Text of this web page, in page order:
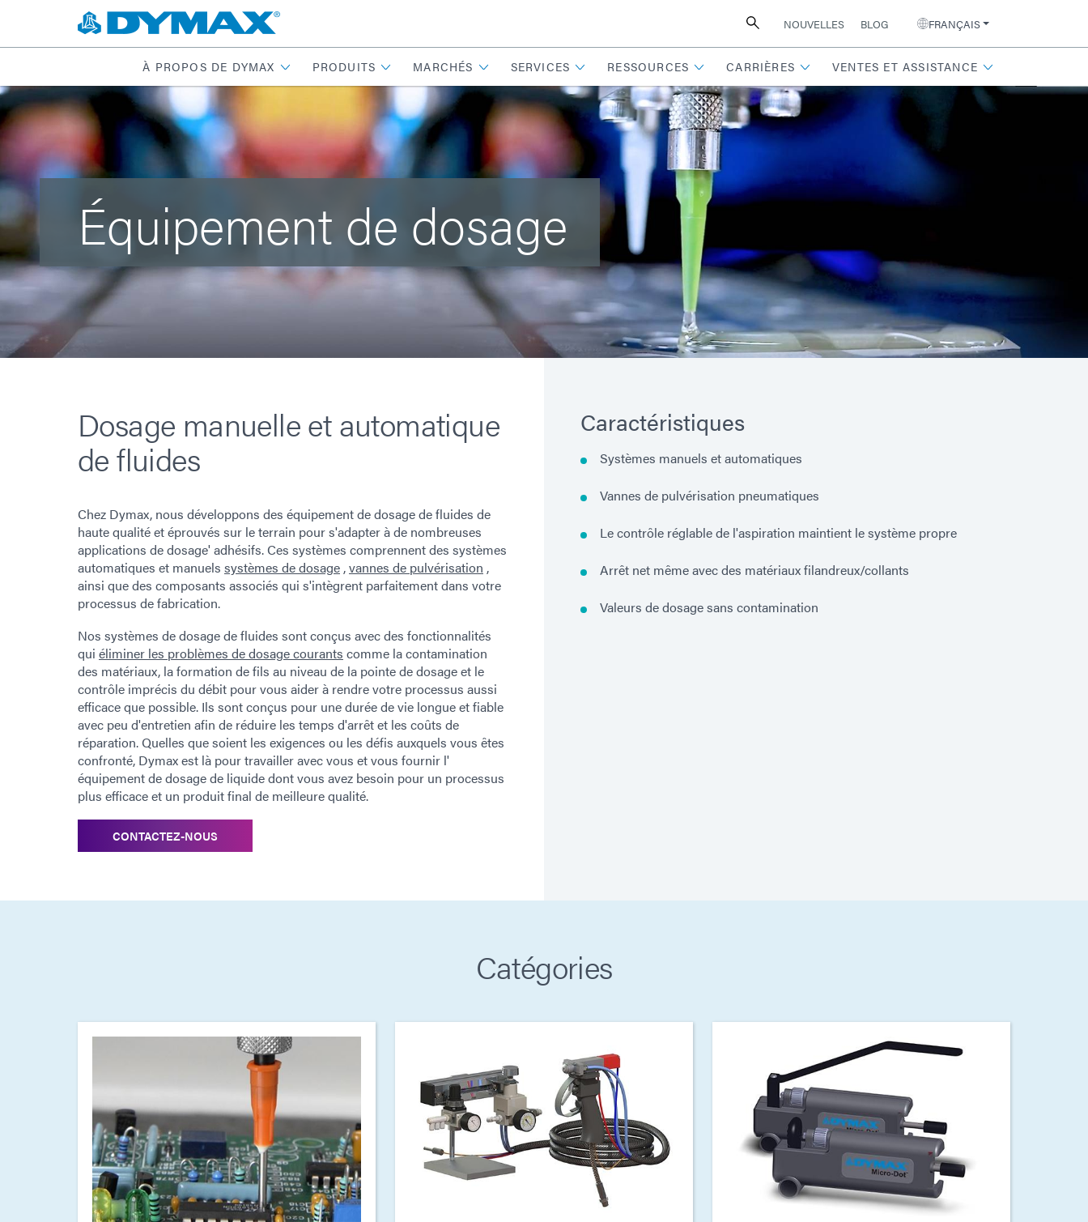
NOUVELLES BLOG FRANÇAIS
À PROPOS DE DYMAX PRODUITS MARCHÉS SERVICES RESSOURCES CARRIÈRES VENTES ET ASSISTANCE
Équipement de dosage
Dosage manuelle et automatique
de fluides
Chez Dymax, nous développons des équipement de dosage de fluides de
haute qualité et éprouvés sur le terrain pour s'adapter à de nombreuses
applications de dosage' adhésifs. Ces systèmes comprennent des systèmes
automatiques et manuels systèmes de dosage ,vannes de pulvérisation ,
ainsi que des composants associés qui s'intègrent parfaitement dans votre
processus de fabrication.
Nos systèmes de dosage de fluides sont conçus avec des fonctionnalités
qui éliminer les problèmes de dosage courants comme la contamination
des matériaux, la formation de fils au niveau de la pointe de dosage et le
contrôle imprécis du débit pour vous aider à rendre votre processus aussi
efficace que possible. Ils sont conçus pour une durée de vie longue et fiable
avec peu d'entretien afin de réduire les temps d'arrêt et les coûts de
réparation. Quelles que soient les exigences ou les défis auxquels vous êtes
confronté, Dymax est là pour travailler avec vous et vous fournir l'
équipement de dosage de liquide dont vous avez besoin pour un processus
plus efficace et un produit final de meilleure qualité.
CONTACTEZ-NOUS
Caractéristiques
Systèmes manuels et automatiques
Vannes de pulvérisation pneumatiques
Le contrôle réglable de l'aspiration maintient le système propre
Arrêt net même avec des matériaux filandreux/collants
Valeurs de dosage sans contamination
Catégories